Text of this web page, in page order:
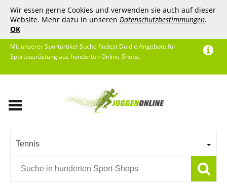
Wir essen gerne Cookies und verwenden sie auch auf dieser
Website. Mehr dazu in unseren Datenschutzbestimmungen.
OK
Mit unserer Sportartikel-Suche findest Du die Angebote für
Sportausrüstung aus hunderten Online-Shops.
Tennis